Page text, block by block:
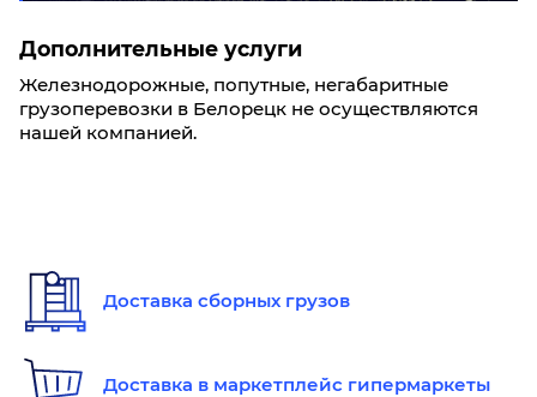
Дополнительные услуги
Железнодорожные, попутные, негабаритные
грузоперевозки в Белорецк не осуществляются
нашей компанией.
Доставка сборных грузов
Доставка в маркетплейс гипермаркеты